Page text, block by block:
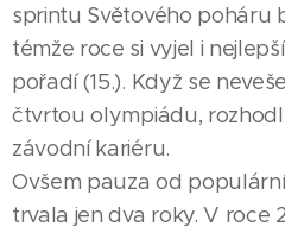
sprintu Světového poháru
témže roce si vyjel i
pořadí (15.). Když se
čtvrtou olympiádu,
závodní kariéru.
Ovšem pauza od
trvala jen dva roky. V roce